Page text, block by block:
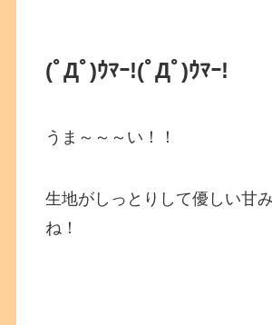
(ﾟДﾟ)ｳﾏｰ!(ﾟДﾟ)ｳﾏｰ!
うま～～～い！！
生地がしっとりして優しい甘
ね！